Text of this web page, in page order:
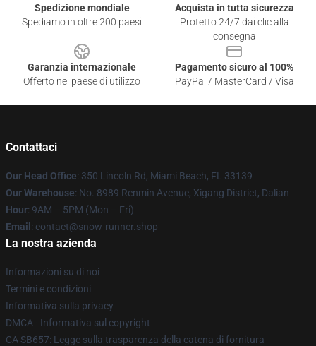
Spedizione mondiale
Spediamo in oltre 200 paesi
Acquista in tutta sicurezza
Protetto 24/7 dai clic alla
consegna
Garanzia internazionale
Offerto nel paese di utilizzo
Pagamento sicuro al 100%
PayPal / MasterCard / Visa
Contattaci
Our Head Office: 350 Lincoln Rd, Miami Beach, FL 33139
Our Warehouse: No. 8989 Renmin Avenue, Xigang District, Dalian
Hour: 9AM – 5PM (Mon – Fri)
Email : contact@snow-runner.shop
La nostra azienda
Informazioni su di noi
Termini e condizioni
Informativa sulla privacy
DMCA - Informativa sul copyright
CA SB657: Legge sulla trasparenza della catena di fornitura